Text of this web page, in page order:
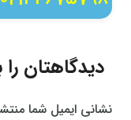
دیدگاهتان
نشانی ایمیل شما